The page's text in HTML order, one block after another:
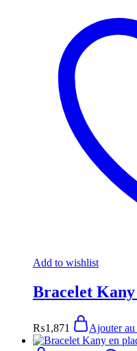
Add to wishlist
Bracelet
₨1,871
Ajouter au